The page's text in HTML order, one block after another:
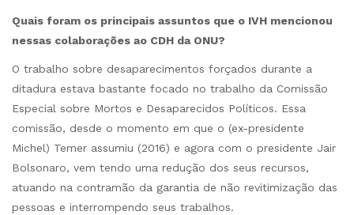
Quais foram os principais assuntos que o IVH mencionou
nessas colaborações ao CDH da ONU?
O trabalho sobre desaparecimentos forçados durante a
ditadura estava bastante focado no trabalho da Comissão
Especial sobre Mortos e Desaparecidos Políticos. Essa
comissão, desde o momento em que o (ex-presidente
Michel) Temer assumiu (2016) e agora com o presidente Jair
Bolsonaro, vem tendo uma redução dos seus recursos,
atuando na contramão da garantia de não revitimização das
pessoas e interrompendo seus trabalhos.